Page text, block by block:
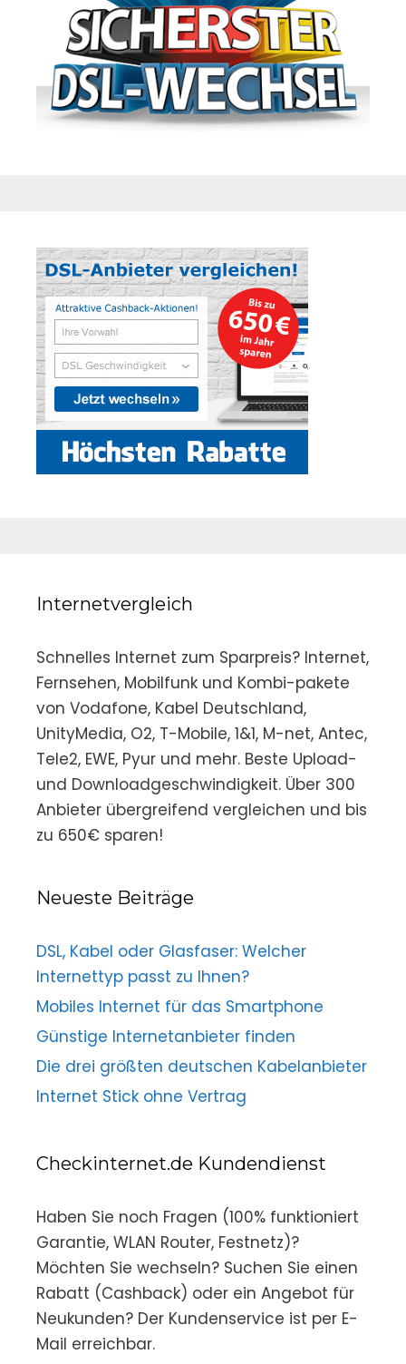
Internetvergleich
Schnelles Internet zum Sparpreis? Internet,
Fernsehen, Mobilfunk und Kombi-pakete
von Vodafone, Kabel Deutschland,
UnityMedia, O2, T-Mobile, 1&1, M-net, Antec,
Tele2, EWE, Pyur und mehr. Beste Upload-
und Downloadgeschwindigkeit. Über 300
Anbieter übergreifend vergleichen und bis
zu 650€ sparen!
Neueste Beiträge
DSL, Kabel oder Glasfaser: Welcher
Internettyp passt zu Ihnen?
Mobiles Internet für das Smartphone
Günstige Internetanbieter finden
Die drei größten deutschen Kabelanbieter
Internet Stick ohne Vertrag
Checkinternet.de Kundendienst
Haben Sie noch Fragen (100% funktioniert
Garantie, WLAN Router, Festnetz)?
Möchten Sie wechseln? Suchen Sie einen
Rabatt (Cashback) oder ein Angebot für
Neukunden? Der Kundenservice ist per E-
Mail erreichbar.